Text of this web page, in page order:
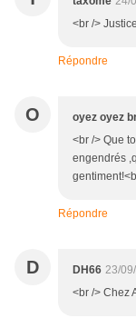
<br />
Répondre
O oyez oyez
<br /> Que
engendrés
Répondre
D DH66 23/
<br /> Chez